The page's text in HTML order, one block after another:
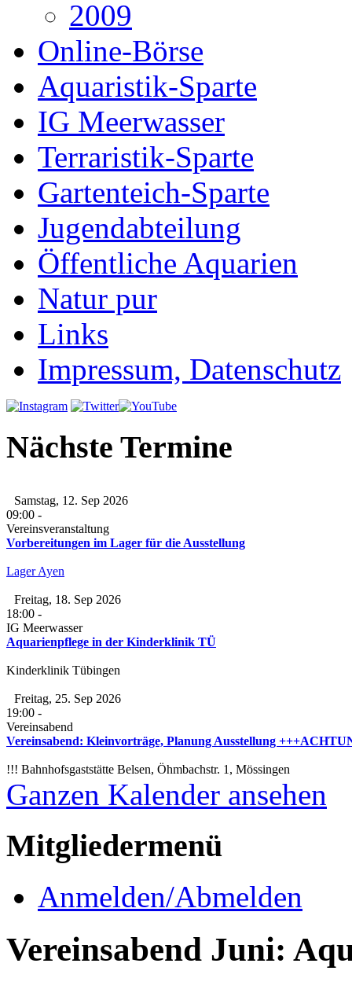
2009
Online-Börse
Aquaristik-Sparte
IG Meerwasser
Terraristik-Sparte
Gartenteich-Sparte
Jugendabteilung
Öffentliche Aquarien
Natur pur
Links
Impressum, Datenschutz
Nächste Termine
Samstag, 12. Sep 2026
09:00 -
Vereinsveranstaltung
Vorbereitungen im Lager für die Ausstellung
Lager Ayen
Freitag, 18. Sep 2026
18:00 -
IG Meerwasser
Aquarienpflege in der Kinderklinik TÜ
Kinderklinik Tübingen
Freitag, 25. Sep 2026
19:00 -
Vereinsabend
Vereinsabend: Kleinvorträge, Planung Ausstellung
!!! Bahnhofsgaststätte Belsen, Öhmbachstr. 1, Mössingen
Ganzen Kalender ansehen
Mitgliedermenü
Anmelden/Abmelden
Vereinsabend Juni: